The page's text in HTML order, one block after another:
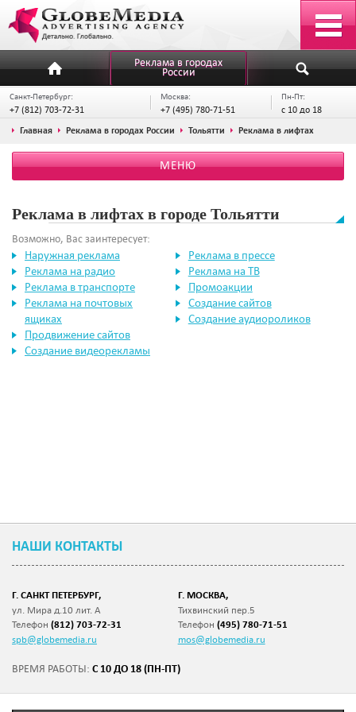
Реклама в городах
России
Санкт-Петербург:
+7 (812) 703-72-31
Москва:
+7 (495) 780-71-51
Пн-Пт:
с 10 до 18
Главная Реклама в городах России Тольятти Реклама в лифтах
МЕНЮ
Реклама в лифтах в городе Тольятти
Возможно, Вас заинтересует:
Наружная реклама
Реклама на радио
Реклама в транспорте
Реклама на почтовых
ящиках
Продвижение сайтов
Создание видеорекламы
Реклама в прессе
Реклама на ТВ
Промоакции
Создание сайтов
Создание аудиороликов
НАШИ КОНТАКТЫ
Г. САНКТ ПЕТЕРБУРГ,
ул. Мира д.10 лит. А
Телефон (812) 703-72-31
spb@globemedia.ru
Г. МОСКВА,
Тихвинский пер.5
Телефон (495) 780-71-51
mos@globemedia.ru
ВРЕМЯ РАБОТЫ: С 10 ДО 18 (ПН-ПТ)